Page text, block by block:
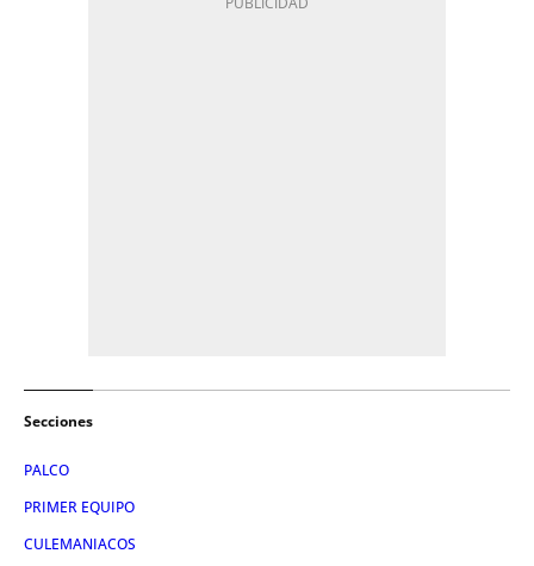
Secciones
PALCO
PRIMER EQUIPO
CULEMANIACOS